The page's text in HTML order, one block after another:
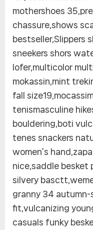
mothershoes
chassure,shows
bestseller,Slippers
sneekers shors
lofer,multicolor
mokassin,mint
fall
tenismasculine
bouldering,boti
tenes snackers
women’s
nice,saddle besket
silvery
granny 34
fit,vulcanizing
casuals funky